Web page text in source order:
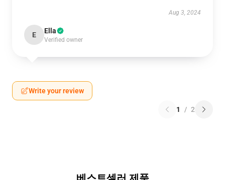
Aug 3, 2024
E Ella
Verified owner
Write your review
1 / 2